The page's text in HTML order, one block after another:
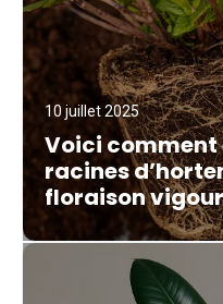
10 juillet 2025
Voici
racines
floraison